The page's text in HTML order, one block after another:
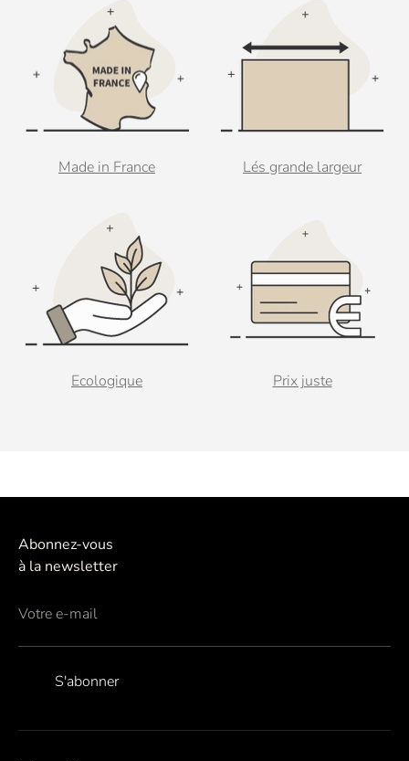
Made in France Lés grande largeur
Ecologique Prix juste
Abonnez-vous
à la newsletter
Votre e-mail
S'abonner